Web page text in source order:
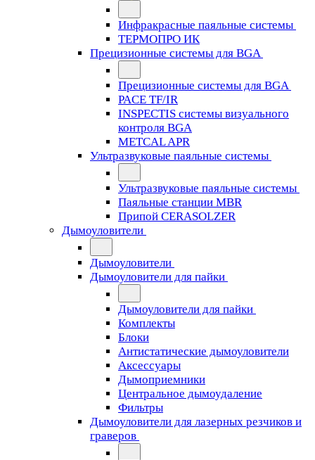
Инфракрасные паяльные системы
ТЕРМОПРО ИК
Прецизионные системы для BGA
Прецизионные системы для BGA
PACE TF/IR
INSPECTIS системы визуального
контроля BGA
METCAL APR
Ультразвуковые паяльные системы
Ультразвуковые паяльные системы
Паяльные станции MBR
Припой CERASOLZER
Дымоуловители
Дымоуловители
Дымоуловители для пайки
Дымоуловители для пайки
Комплекты
Блоки
Антистатические дымоуловители
Аксессуары
Дымоприемники
Центральное дымоудаление
Фильтры
Дымоуловители для лазерных резчиков и
граверов